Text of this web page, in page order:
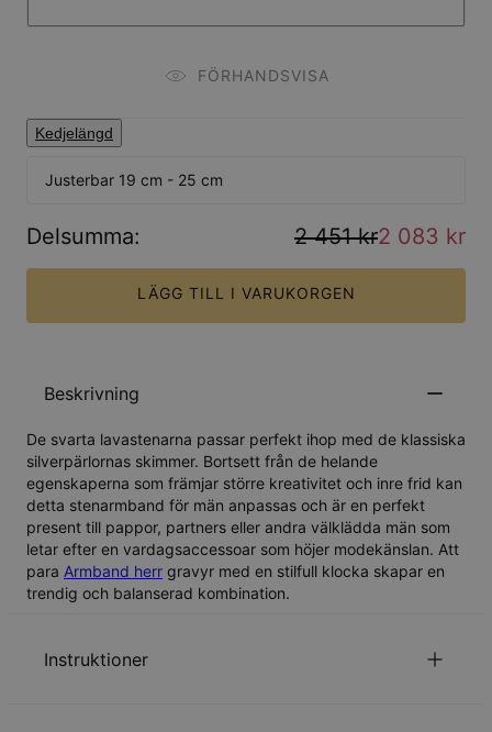
FÖRHANDSVISA
Kedjelängd
Justerbar 19 cm - 25 cm
Delsumma: 2 451 kr2 083 kr
LÄGG TILL I VARUKORGEN
Beskrivning
De svarta lavastenarna passar perfekt ihop med de klassiska
silverpärlornas skimmer. Bortsett från de helande
egenskaperna som främjar större kreativitet och inre frid kan
detta stenarmband för män anpassas och är en perfekt
present till pappor, partners eller andra välklädda män som
letar efter en vardagsaccessoar som höjer modekänslan. Att
para Armband herr gravyr med en stilfull klocka skapar en
trendig och balanserad kombination.
Instruktioner